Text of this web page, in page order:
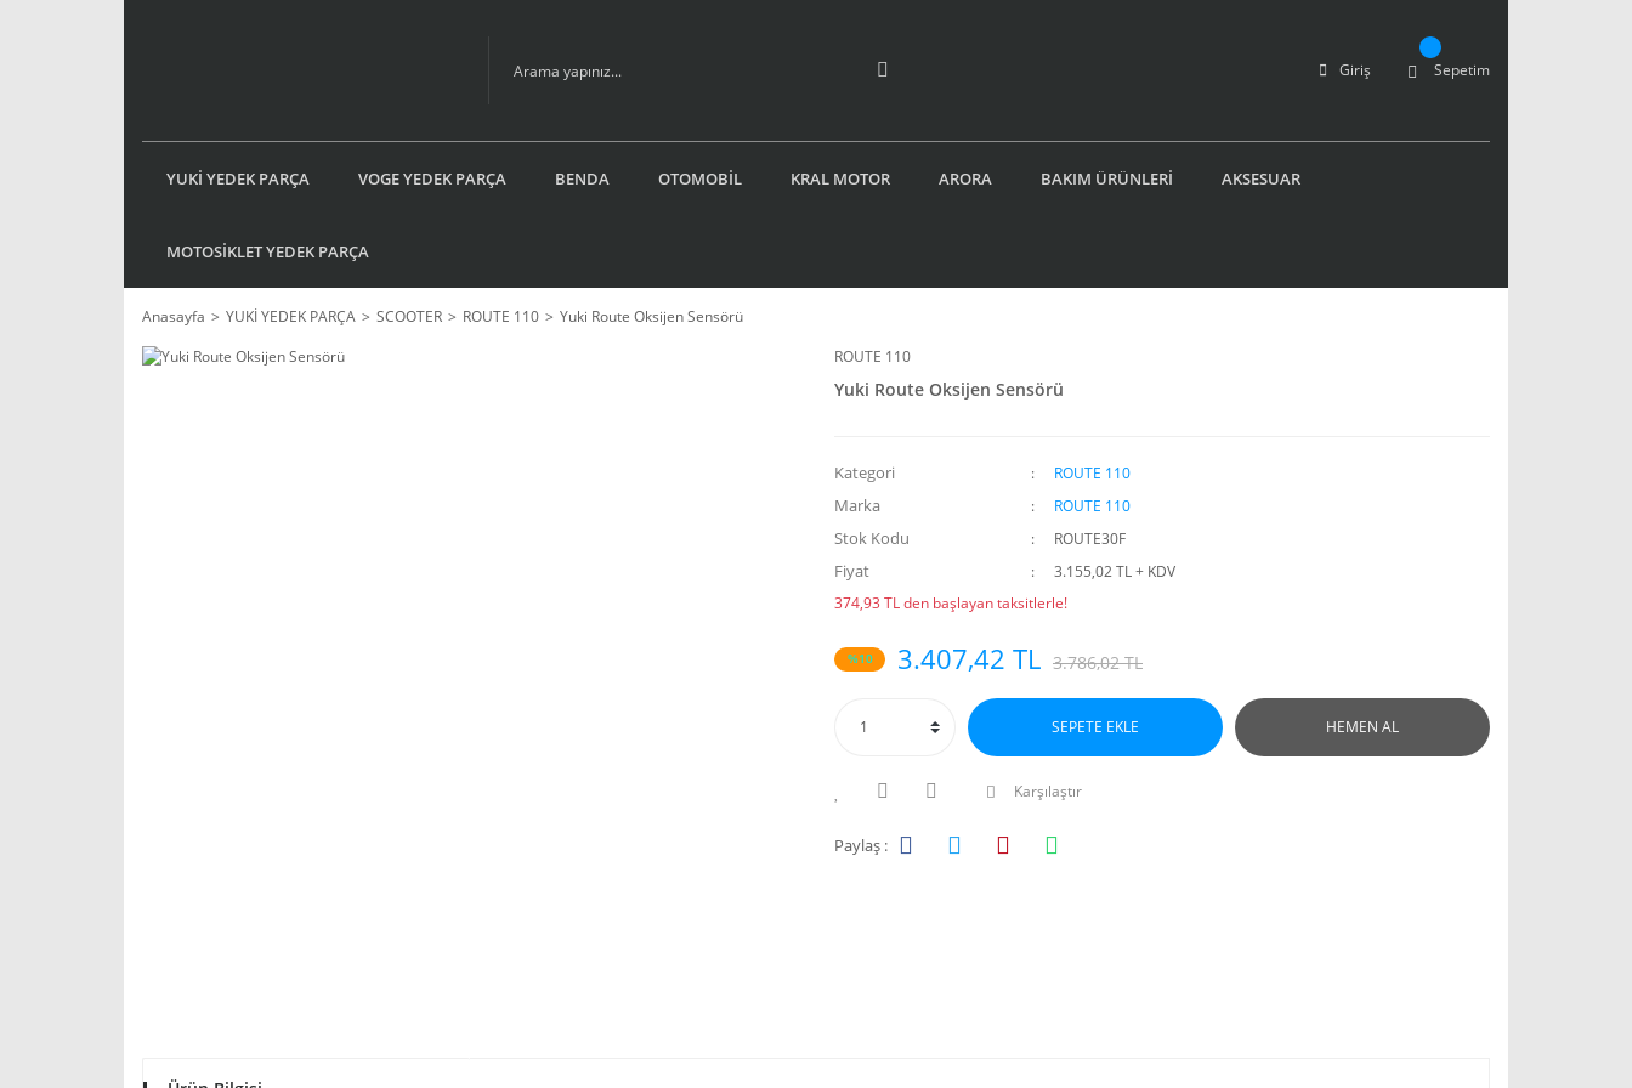
Giriş Sepetim
YUKİ YEDEK PARÇA VOGE YEDEK PARÇA BENDA OTOMOBİL KRAL MOTOR ARORA BAKIM ÜRÜNLERİ AKSESUAR
MOTOSİKLET YEDEK PARÇA
Anasayfa YUKİ YEDEK PARÇA SCOOTER ROUTE 110
Yuki Route Oksijen Sensörü
ROUTE 110
Yuki Route Oksijen Sensörü
Kategori ROUTE 110
Marka ROUTE 110
Stok Kodu ROUTE30F
Fiyat
3.155,02 TL + KDV
374,93 TL den başlayan taksitlerle!
%10 3.407,42 TL 3.786,02 TL
SEPETE EKLE HEMEN AL
Karşılaştır
Paylaş :